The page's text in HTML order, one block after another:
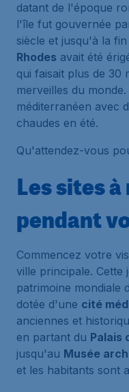
datant de l'époque
l'île fut gouvernée
siècle et jusqu'à la
Rhodes avait été
qui faisait plus de 30
merveilles du
méditerranéen avec
chaudes en été.
Qu'attendez-vous
Les sites
pendant
Commencez votre
ville principale. Cette
patrimoine mondiale
dotée d'une cité
anciennes et
en partant du Palais
jusqu'au Musée
et les habitants sont